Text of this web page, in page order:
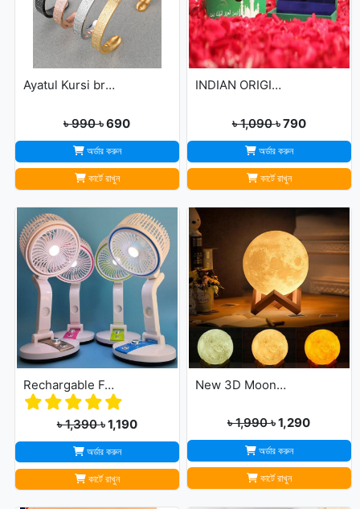
Ayatul Kursi bracelet
৳ 990৳ 690
অর্ডার করুন
কার্টে রাখুন
INDIAN ORIGINAL ALLAH BARKAT LOCKET - GOLDEN/SILVER
৳ 1,090৳ 790
অর্ডার করুন
কার্টে রাখুন
Rechargable Folding Table Fan With LED Light
৳ 1,390৳ 1,190
অর্ডার করুন
কার্টে রাখুন
New 3D Moon Lamp 16 Colors Remote & Touching system
৳ 1,990৳ 1,290
অর্ডার করুন
কার্টে রাখুন